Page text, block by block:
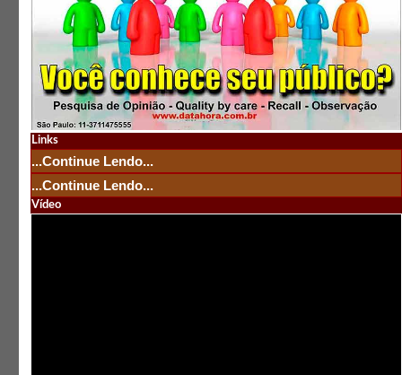
Links
...Continue Lendo...
...Continue Lendo...
Vídeo